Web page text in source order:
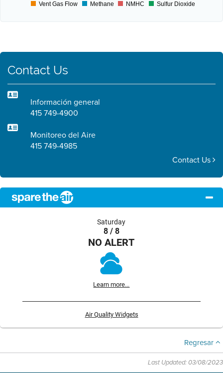
Vent Gas Flow Methane NMHC Sulfur Dioxide
Contact Us
Información general
415 749-4900
Monitoreo del Aire
415 749-4985
Contact Us
Saturday
8 / 8
NO ALERT
Learn more...
Air Quality Widgets
Regresar
Last Updated: 03/08/2023